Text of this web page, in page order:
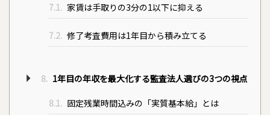
7.1. 家賃は手取りの3分の1以下に抑える
7.2. 修了考査費用は1年目から積み立てる
8. 1年目の年収を最大化する監査法人選びの3つの視点
8.1. 固定残業時間込みの「実質基本給」とは